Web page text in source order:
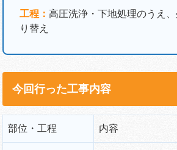
工程： 高圧洗浄・下地処理のうえ
り替え
今回行った工事内容
部位・工程 内容